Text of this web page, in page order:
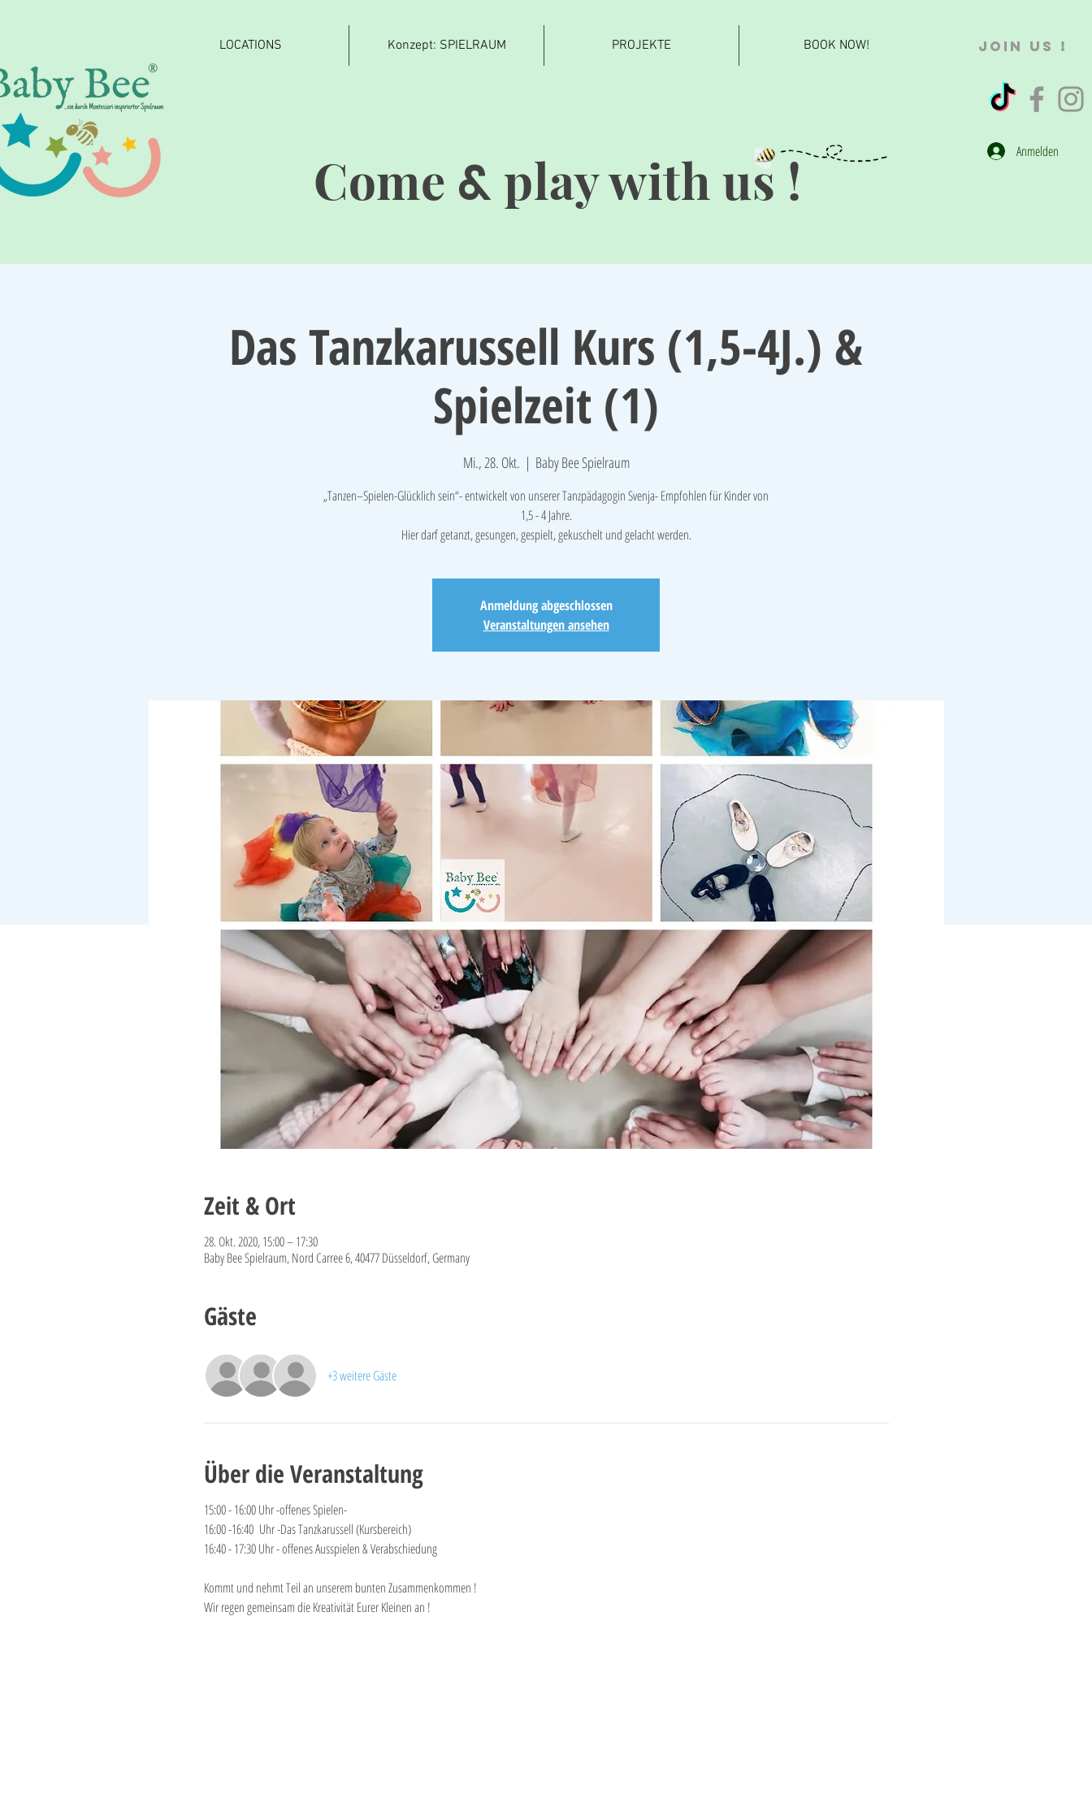
®
LOCATIONS Konzept: SPIELRAUM PROJEKTE BOOK NOW! JOIN US !
Anmelden
Come & play with us !
Das Tanzkarussell Kurs (1,5-4J.) &
Spielzeit (1)
Mi., 28. Okt.
  |
Baby Bee Spielraum
„Tanzen–Spielen-Glücklich sein“- entwickelt von unserer Tanzpädagogin Svenja- Empfohlen für Kinder von
1,5 - 4 Jahre.
Hier darf getanzt, gesungen, gespielt, gekuschelt und gelacht werden.
Anmeldung abgeschlossen
Veranstaltungen ansehen
Zeit & Ort
28. Okt. 2020, 15:00 – 17:30
Baby Bee Spielraum, Nord Carree 6, 40477 Düsseldorf, Germany
Gäste
+3 weitere Gäste
Über die Veranstaltung
15:00 - 16:00 Uhr -offenes Spielen-
16:00 -16:40 Uhr -Das Tanzkarussell (Kursbereich)
16:40 - 17:30 Uhr - offenes Ausspielen & Verabschiedung
Kommt und nehmt Teil an unserem bunten Zusammenkommen !
Wir regen gemeinsam die Kreativität Eurer Kleinen an !